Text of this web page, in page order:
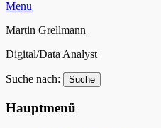
Menu
Martin Grellmann
Digital/Data Analyst
Suche nach:
Hauptmenü